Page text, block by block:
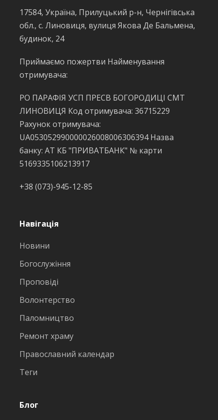
17584, Україна, Прилуцький р-н, Чернігівська
обл., с. Линовиця, вулиця Якова Де Бальмена,
будинок, 24
Приймаємо пожертви Найменування
отримувача:
РО ПАРАФІЯ УСП ПРЕСВ БОГОРОДИЦІ СМТ
ЛИНОВИЦЯ Код отримувача: 36715229
Рахунок отримувача:
UA053052990000026008006306394 Назва
банку: АТ КБ "ПРИВАТБАНК" № карти
5169335106213917
+38 (073)-945-12-85
Навігація
Новини
Богослужіння
Проповіді
Волонтерство
Паломництво
Ремонт храму
Православний календар
Теги
Блог